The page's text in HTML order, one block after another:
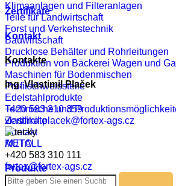
Zertifikate
Kontakt
Kontakte
Ing. Vlastimil Plaček
+420 583 310 359
vlastimil.placek@fortex-ags.cz
METALL
Produkte
Klimaanlagen und Filteranlagen
Teile für Landwirtschaft
Forst und Verkehstechnik
Bauwirtschaft
Drucklose Behälter und Rohrleitungen
Produktion von Bäckerei Wagen und
Maschinen für Bodenmischen
Profilschweissteile
Edelstahlprodukte
Technische und
Zertifikate
Kontakt
AUTO
+420 583 310 111
fortex@fortex-ags.cz